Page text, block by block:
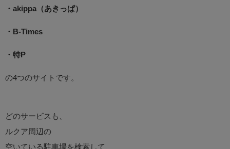
・akippa（あきっぱ）
・B-Times
・特P
の4つのサイトです。
どのサービスも、
ルクア周辺の
空いている駐車場を検索して、